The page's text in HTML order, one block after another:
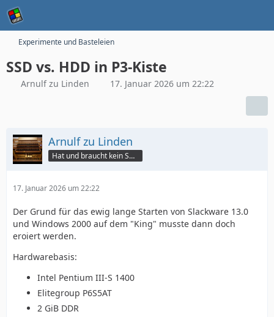
Experimente und Basteleien
SSD vs. HDD in P3-Kiste
Arnulf zu Linden 17. Januar 2026 um 22:22
Arnulf zu Linden
Hat und braucht kein Smartphone!
17. Januar 2026 um 22:22
Der Grund für das ewig lange Starten von Slackware 13.0
und Windows 2000 auf dem "King" musste dann doch
eroiert werden.
Hardwarebasis:
Intel Pentium III-S 1400
Elitegroup P6S5AT
2 GiB DDR